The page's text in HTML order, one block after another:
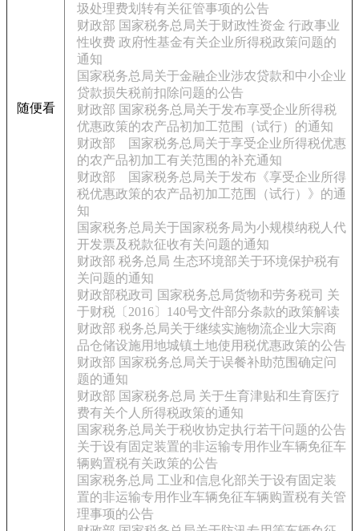
随便看
圾处理费划转有关征管事项的公告
财政部 国家税务总局关于财政性资金 行政事业
性收费 政府性基金有关企业所得税政策问题的
通知
国家税务总局关于金融企业涉农贷款和中小企业
贷款损失税前扣除问题的公告
财政部 国家税务总局关于发布享受企业所得税
优惠政策的农产品初加工范围（试行）的通知
财政部 国家税务总局关于享受企业所得税优惠
的农产品初加工有关范围的补充通知
财政部 国家税务总局关于发布《享受企业所得
税优惠政策的农产品初加工范围（试行）》的通
知
国家税务总局关于国家税务局为小规模纳税人代
开发票及税款征收有关问题的通知
财政部 税务总局 生态环境部关于环境保护税有
关问题的通知
财政部税政司 国家税务总局货物和劳务税司 关
于财税〔2016〕140号文件部分条款的政策解读
财政部 税务总局关于继续实施物流企业大宗商
品仓储设施用地城镇土地使用税优惠政策的公告
财政部 国家税务总局关于误餐补助范围确定问
题的通知
财政部 国家税务总局 关于生育津贴和生育医疗
费有关个人所得税政策的通知
国家税务总局关于税收协定执行若干问题的公告
关于设有固定装置的非运输专用作业车辆免征车
辆购置税有关政策的公告
国家税务总局 工业和信息化部关于设有固定装
置的非运输专用作业车辆免征车辆购置税有关管
理事项的公告